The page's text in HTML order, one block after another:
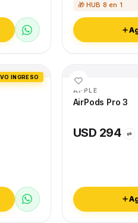
🎁 HUB 8 en 1
INGRESO
APPLE
AirPods Pro 3
USD 294 ⇄